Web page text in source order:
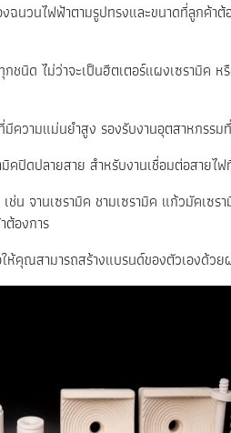
ฉนวนไฟฟ้าตามรูปทรงและขนาดที่ลูกค้
กชนิด ไม่ว่าจะเป็นฮีตเตอร์แผงเซรามิค
มีความแม่นยำสูง รองรับงานอุตสาหกร
คปิดปลายสาย สำหรับงานเชื่อมต่อสายไ
น จานเซรามิค ชามเซรามิค แก้วมัคเซร
ต้องการ
ให้คุณสามารถสร้างแบรนด์ของตัวเองด้